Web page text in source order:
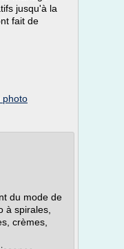
jusqu'à la
fait de
photo
du mode de
à spirales,
crèmes,